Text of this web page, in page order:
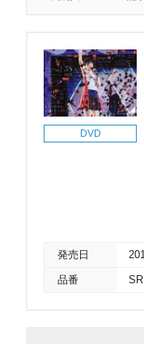
DVD
発売日
品番